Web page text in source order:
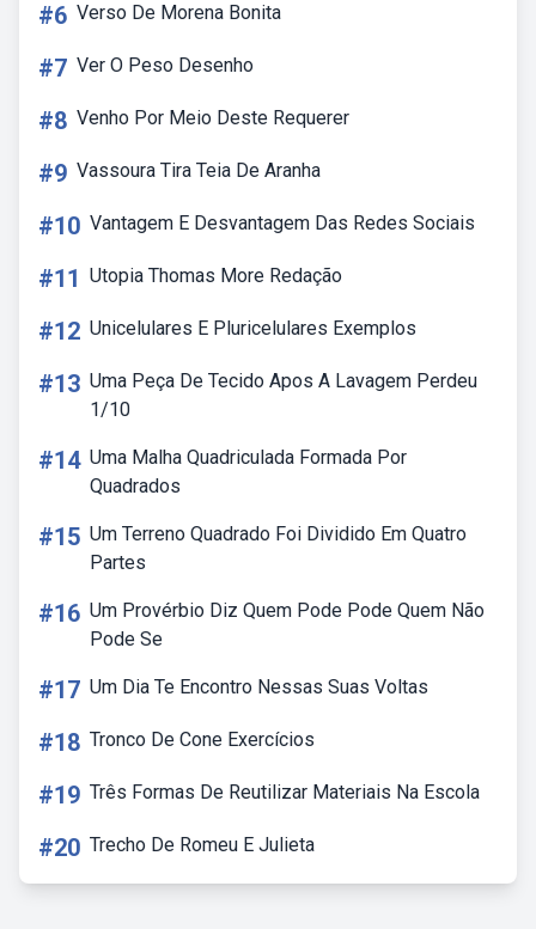
#6 Verso De Morena Bonita
#7 Ver O Peso Desenho
#8 Venho Por Meio Deste Requerer
#9 Vassoura Tira Teia De Aranha
#10 Vantagem E Desvantagem Das Redes Sociais
#11 Utopia Thomas More Redação
#12 Unicelulares E Pluricelulares Exemplos
#13 Uma Peça De Tecido Apos A Lavagem Perdeu
1/10
#14 Uma Malha Quadriculada Formada Por
Quadrados
#15 Um Terreno Quadrado Foi Dividido Em Quatro
Partes
#16 Um Provérbio Diz Quem Pode Pode Quem Não
Pode Se
#17 Um Dia Te Encontro Nessas Suas Voltas
#18 Tronco De Cone Exercícios
#19 Três Formas De Reutilizar Materiais Na Escola
#20 Trecho De Romeu E Julieta